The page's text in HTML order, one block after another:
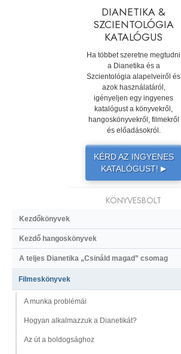
DIANETIKA &
SZCIENTOLÓGIA
KATALÓGUS
Ha többet szeretne megtudni
a Dianetika és a
Szcientológia alapelveiről és
azok használatáról,
igényeljen egy ingyenes
katalógust a könyvekről,
hangoskönyvekről, filmekről
és előadásokról.
KÉRD AZ INGYENES
KATALÓGUST! ▶
KÖNYVESBOLT
Kezdőkönyvek
Kezdő hangoskönyvek
A teljes Dianetika „Csináld magad” csomag
Filmeskönyvek
A munka problémái
Hogyan alkalmazzuk a Dianetikát?
Az út a boldogsághoz